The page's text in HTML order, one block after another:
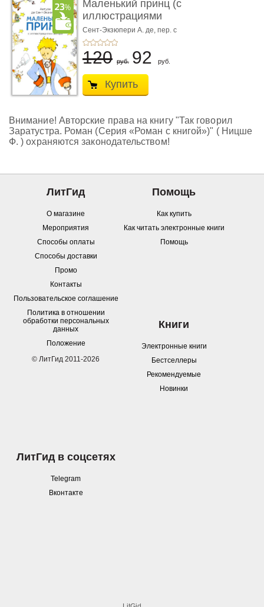
Маленький принц (с
иллюстрациями
автора)
Сент-Экзюпери А. де, пер. с
франц. Норы Галь
120 руб. 92 руб.
Купить
Внимание! Авторские права на книгу "Так говорил
Заратустра. Роман (Серия «Роман с книгой»)" ( Ницше
Ф. ) охраняются законодательством!
ЛитГид
О магазине
Мероприятия
Способы оплаты
Способы доставки
Промо
Контакты
Пользовательское соглашение
Политика в отношении
обработки персональных
данных
Положение
© ЛитГид 2011-2026
Помощь
Как купить
Как читать электронные книги
Помощь
Книги
Электронные книги
Бестселлеры
Рекомендуемые
Новинки
ЛитГид в соцсетях
Telegram
Вконтакте